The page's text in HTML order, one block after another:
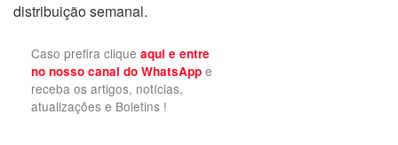
distribuição semanal.
Caso prefira clique aqui e entre
no nosso canal do WhatsApp e
receba os artigos, notícias,
atualizações e Boletins !